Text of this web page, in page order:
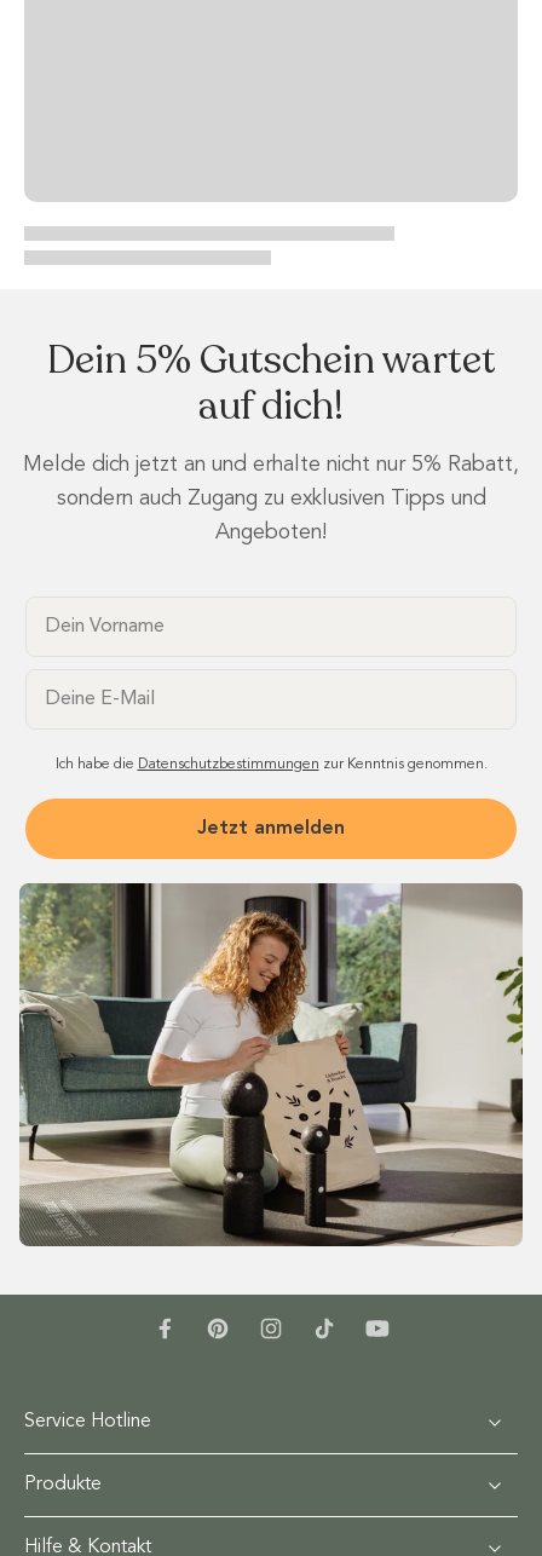
Dein 5% Gutschein wartet
auf dich!
Melde dich jetzt an und erhalte nicht nur 5% Rabatt,
sondern auch Zugang zu exklusiven Tipps und
Angeboten!
Ich habe die Datenschutzbestimmungen zur Kenntnis genommen.
Jetzt anmelden
Service Hotline
Produkte
Hilfe & Kontakt